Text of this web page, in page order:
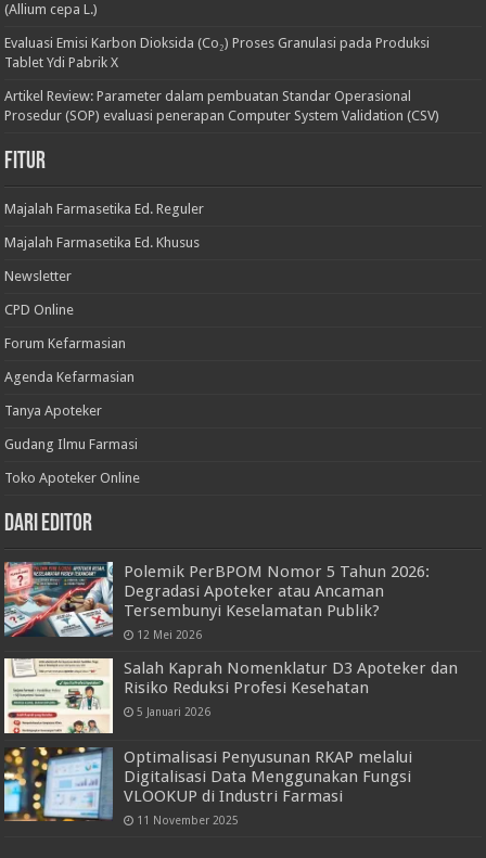
(Allium cepa L.)
Evaluasi Emisi Karbon Dioksida (Co₂) Proses Granulasi pada Produksi
Tablet Ydi Pabrik X
Artikel Review: Parameter dalam pembuatan Standar Operasional
Prosedur (SOP) evaluasi penerapan Computer System Validation (CSV)
Fitur
Majalah Farmasetika Ed. Reguler
Majalah Farmasetika Ed. Khusus
Newsletter
CPD Online
Forum Kefarmasian
Agenda Kefarmasian
Tanya Apoteker
Gudang Ilmu Farmasi
Toko Apoteker Online
Dari Editor
Polemik PerBPOM Nomor 5 Tahun 2026:
Degradasi Apoteker atau Ancaman
Tersembunyi Keselamatan Publik?
12 Mei 2026
Salah Kaprah Nomenklatur D3 Apoteker dan
Risiko Reduksi Profesi Kesehatan
5 Januari 2026
Optimalisasi Penyusunan RKAP melalui
Digitalisasi Data Menggunakan Fungsi
VLOOKUP di Industri Farmasi
11 November 2025